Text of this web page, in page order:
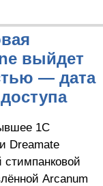
выйдет
— дата
1C
Dreamate
стимпанковой
Arcanum